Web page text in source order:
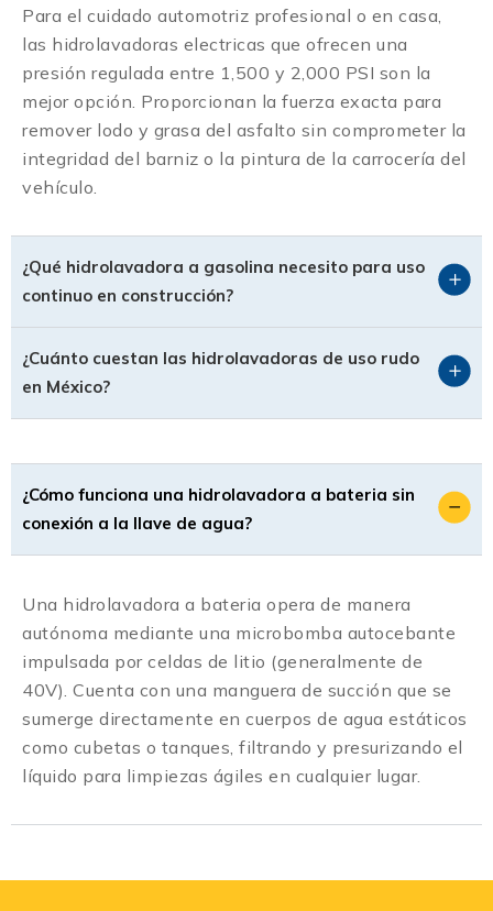
Para el cuidado automotriz profesional o en casa,
las hidrolavadoras electricas que ofrecen una
presión regulada entre 1,500 y 2,000 PSI son la
mejor opción. Proporcionan la fuerza exacta para
remover lodo y grasa del asfalto sin comprometer la
integridad del barniz o la pintura de la carrocería del
vehículo.
¿Qué hidrolavadora a gasolina necesito para uso
continuo en construcción?
¿Cuánto cuestan las hidrolavadoras de uso rudo
en México?
¿Cómo funciona una hidrolavadora a bateria sin
conexión a la llave de agua?
Una hidrolavadora a bateria opera de manera
autónoma mediante una microbomba autocebante
impulsada por celdas de litio (generalmente de
40V). Cuenta con una manguera de succión que se
sumerge directamente en cuerpos de agua estáticos
como cubetas o tanques, filtrando y presurizando el
líquido para limpiezas ágiles en cualquier lugar.